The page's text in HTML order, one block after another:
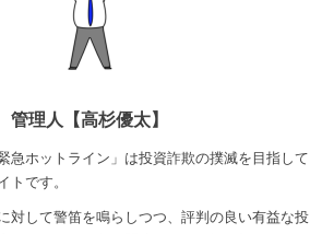
管理人【高杉優太】
急ホットライン」は投資詐欺の撲滅を目指して
トです。
対して警笛を鳴らしつつ、評判の良い有益な投